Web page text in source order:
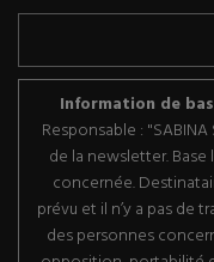
Information de
Responsable :
de la newsletter.
concernée.
prévu et il n’y a pas de
des personnes